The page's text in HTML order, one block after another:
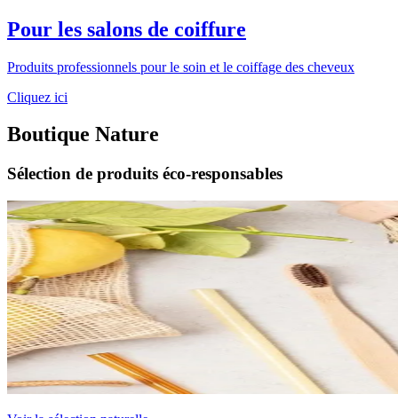
Pour les salons de coiffure
Produits professionnels pour le soin et le coiffage des cheveux
Cliquez ici
Boutique Nature
Sélection de produits éco-responsables